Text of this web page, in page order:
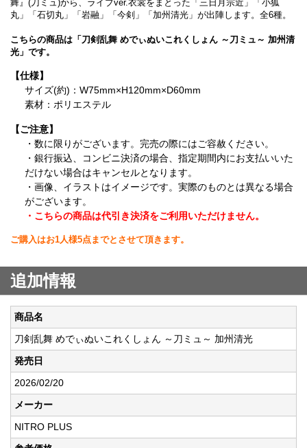
舞』(刀ミュ)から、ライブver.衣裳をまとった「三日月宗近」「小狐
丸」「石切丸」「岩融」「今剣」「加州清光」が出陣します。全6種。
こちらの商品は「刀剣乱舞 めでぃぬいこれくしょん ～刀ミュ～ 加州清
光」です。
【仕様】
サイズ(約)：W75mm×H120mm×D60mm
素材：ポリエステル
【ご注意】
・数に限りがございます。完売の際にはご容赦ください。
・銀行振込、コンビニ決済の場合、指定期間内にお支払いいた
だけない場合はキャンセルとなります。
・画像、イラストはイメージです。実際のものとは異なる場合
がございます。
・こちらの商品は代引き決済をご利用いただけません。
ご購入はお1人様5点までとさせて頂きます。
追加情報
商品名
刀剣乱舞 めでぃぬいこれくしょん ～刀ミュ～ 加州清光
発売日
2026/02/20
メーカー
NITRO PLUS